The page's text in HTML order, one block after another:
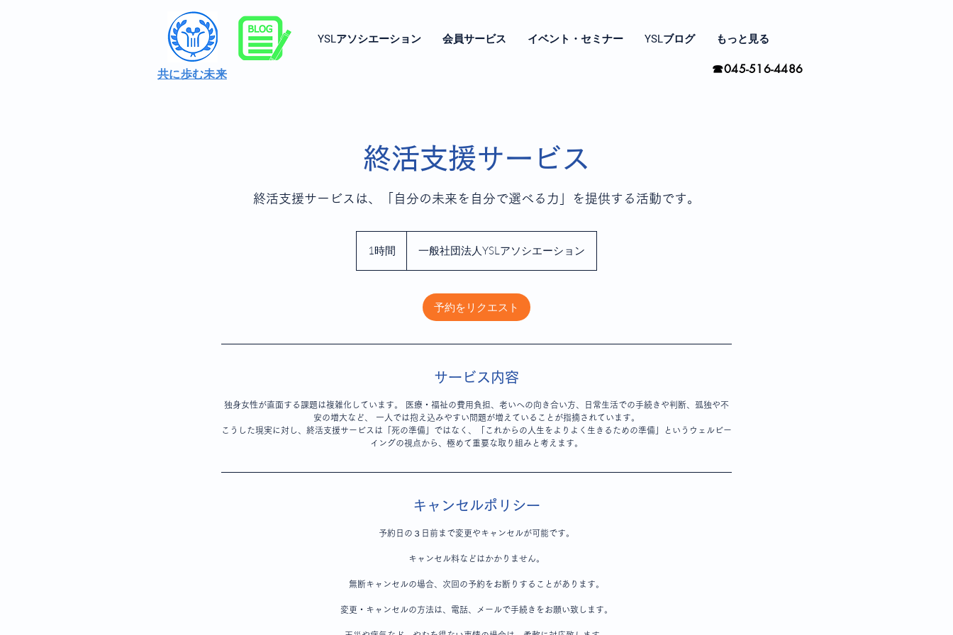
共に歩む未来
YSLアソシエーション 会員サービス イベント・セミナー YSLブログ もっと見る
☎045-516-4486
終活支援サービス
終活支援サービスは、「自分の未来を自分で選べる力」を提供する活動です。
1時間 一般社団法人YSLアソシエーション
予約をリクエスト
サービス内容
独身女性が直面する課題は複雑化しています。 医療・福祉の費用負担、老いへの向き合い方、日常生活での手続きや判断、孤独や不
安の増大など、 一人では抱え込みやすい問題が増えていることが指摘されています。
こうした現実に対し、終活支援サービスは「死の準備」ではなく、「これからの人生をよりよく生きるための準備」というウェルビー
キャンセルポリシー
予約日の３日前まで変更やキャンセルが可能です。
キャンセル料などはかかりません。
無断キャンセルの場合、次回の予約をお断りすることがあります。
変更・キャンセルの方法は、電話、メールで手続きをお願い致します。